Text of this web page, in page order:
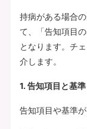
持病がある場合
て、「告知項目
となります。チ
介します。
1. 告知項目と基準
告知項目や基準